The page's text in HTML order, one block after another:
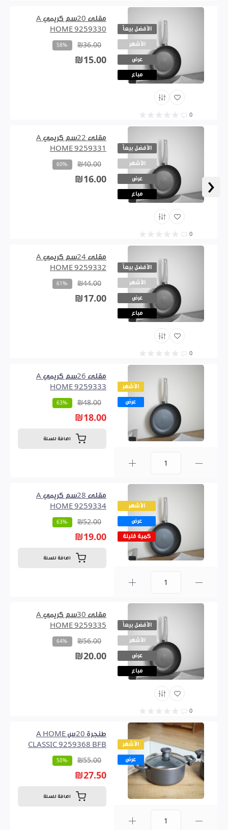
‹
الأفضل بيعاً
الأشهر
عرض
مباع
0
مقلى 20سم كريمي A
HOME 9259330
₪36.00
-58%
₪15.00
الأفضل بيعاً
الأشهر
عرض
مباع
0
مقلى 22سم كريمي A
HOME 9259331
₪40.00
-60%
₪16.00
الأفضل بيعاً
الأشهر
عرض
مباع
0
مقلى 24سم كريمي A
HOME 9259332
₪44.00
-61%
₪17.00
الأشهر
عرض
مقلى 26سم كريمي A
HOME 9259333
₪48.00
-63%
₪18.00
اضافة للسلة
الأشهر
عرض
كمية قليلة
مقلى 28سم كريمي A
HOME 9259334
₪52.00
-63%
₪19.00
اضافة للسلة
الأفضل بيعاً
الأشهر
عرض
مباع
0
مقلى 30سم كريمي A
HOME 9259335
₪56.00
-64%
₪20.00
الأشهر
عرض
طنجرة 20س A HOME
CLASSIC 9259368 BFB
₪55.00
-50%
₪27.50
اضافة للسلة